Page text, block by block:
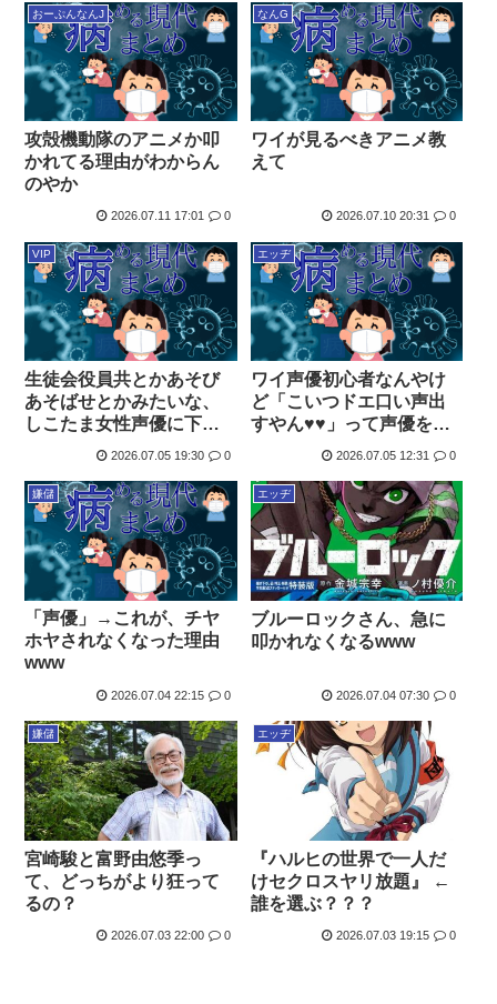
おーぷんなんJ
攻殻機動隊のアニメか叩
かれてる理由がわからん
のやか
2026.07.11 17:01 0
なんG
ワイが見るべきアニメ教
えて
2026.07.10 20:31 0
VIP
生徒会役員共とかあそび
あそばせとかみたいな、
しこたま女性声優に下ネ
タ発言させるアニメ沢山
2026.07.05 19:30 0
エッヂ
ワイ声優初心者なんやけ
ど「こいつドエ口い声出
すやん♥♥」って声優を教
えてほしい
2026.07.05 12:31 0
嫌儲
「声優」→これが、チヤ
ホヤされなくなった理由
www
2026.07.04 22:15 0
エッヂ
ブルーロックさん、急に
叩かれなくなるwww
2026.07.04 07:30 0
嫌儲
宮崎駿と富野由悠季っ
て、どっちがより狂って
るの？
2026.07.03 22:00 0
エッヂ
『ハルヒの世界で一人だ
けセクロスヤリ放題』 ←
誰を選ぶ？？？
2026.07.03 19:15 0